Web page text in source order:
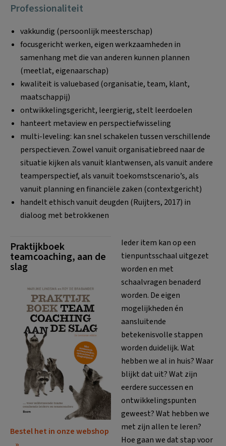
Professionaliteit
vakkundig (persoonlijk meesterschap)
focusgericht werken, eigen werkzaamheden in
samenhang met die van anderen kunnen plannen
(meetlat, eigenaarschap)
kwaliteit is valuebased (organisatie, team, klant,
maatschappij)
ontwikkelingsgericht, leergierig, stelt leerdoelen
hanteert metaview en perspectiefwisseling
multi-leveling: kan snel schakelen tussen verschillende
perspectieven. Zowel vanuit organisatiebreed naar de
situatie kijken als vanuit klantwensen, als vanuit andere
teamperspectief, als vanuit toekomstscenario’s, als
vanuit planning en financiële zaken (contextgericht)
handelt ethisch vanuit deugden (Ruijters, 2017) in
dialoog met betrokkenen
Praktijkboek
teamcoaching, aan de
slag
Bestel het in onze webshop
Ieder item kan op een
tienpuntsschaal uitgezet
worden en met
schaalvragen benaderd
worden. De eigen
mogelijkheden én
aansluitende
betekenisvolle stappen
worden duidelijk. Wat
hebben we al in huis? Waar
blijkt dat uit? Wat zijn
eerdere successen en
ontwikkelingspunten
geweest? Wat hebben we
met zijn allen te leren?
Hoe gaan we dat stap voor